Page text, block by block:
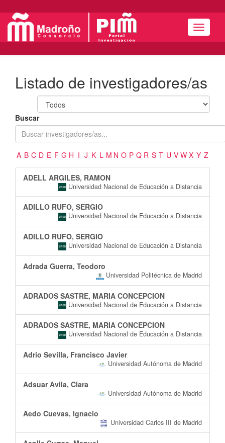
Menú
Listado de investigadores/as
Buscar
A B C D E F G H I J K L M N O P Q R S T U V W X Y Z
ADELL ARGILES, RAMON
Universidad Nacional de Educación a Distancia
ADILLO RUFO, SERGIO
Universidad Nacional de Educación a Distancia
ADILLO RUFO, SERGIO
Universidad Nacional de Educación a Distancia
Adrada Guerra, Teodoro
Universidad Politécnica de Madrid
ADRADOS SASTRE, MARIA CONCEPCION
Universidad Nacional de Educación a Distancia
ADRADOS SASTRE, MARIA CONCEPCION
Universidad Nacional de Educación a Distancia
Adrio Sevilla, Francisco Javier
Universidad Autónoma de Madrid
Adsuar Avila, Clara
Universidad Autónoma de Madrid
Aedo Cuevas, Ignacio
Universidad Carlos III de Madrid